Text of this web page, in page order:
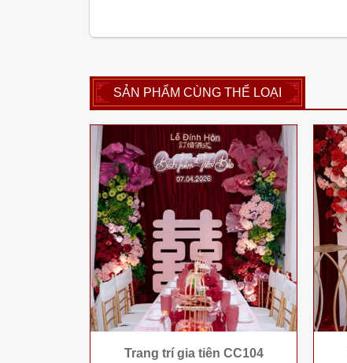
SẢN PHẨM CÙNG THỂ LOẠI
Trang trí gia tiên CC104